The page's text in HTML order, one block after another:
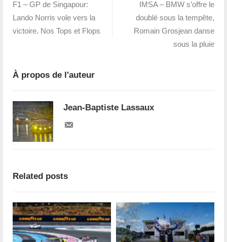
F1 – GP de Singapour:
Lando Norris vole vers la
victoire. Nos Tops et Flops
IMSA – BMW s’offre le
doublé sous la tempête,
Romain Grosjean danse
sous la pluie
À propos de l'auteur
Jean-Baptiste Lassaux
Related posts